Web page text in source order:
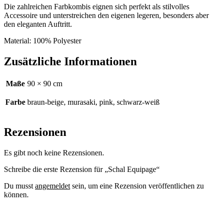
Die zahlreichen Farbkombis eignen sich perfekt als stilvolles
Accessoire und unterstreichen den eigenen legeren, besonders aber
den eleganten Auftritt.
Material: 100% Polyester
Zusätzliche Informationen
Maße 90 × 90 cm
Farbe braun-beige, murasaki, pink, schwarz-weiß
Rezensionen
Es gibt noch keine Rezensionen.
Schreibe die erste Rezension für „Schal Equipage“
Du musst angemeldet sein, um eine Rezension veröffentlichen zu
können.